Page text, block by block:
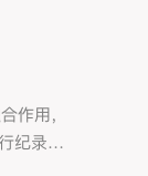
作用，
纪录片